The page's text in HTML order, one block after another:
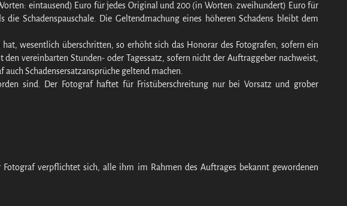
eintausend) Euro für jedes Original und 200 (in Worten: zweihundert) Euro für
Schadenspauschale. Die Geltendmachung eines höheren Schadens bleibt dem
wesentlich überschritten, so erhöht sich das Honorar des Fotografen, sofern ein
vereinbarten Stunden- oder Tagessatz, sofern nicht der Auftraggeber nachweist,
Schadensersatzansprüche geltend machen.
sind. Der Fotograf haftet für Fristüberschreitung nur bei Vorsatz und grober
verpflichtet sich, alle ihm im Rahmen des Auftrages bekannt gewordenen